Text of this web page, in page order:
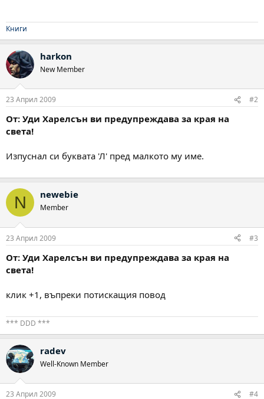
Книги
harkon
New Member
23 Април 2009 #2
От: Уди Харелсън ви предупреждава за края на
света!
Изпуснал си буквата 'Л' пред малкото му име.
N newebie
Member
23 Април 2009 #3
От: Уди Харелсън ви предупреждава за края на
света!
клик +1, въпреки потискащия повод
*** DDD ***
radev
Well-Known Member
23 Април 2009 #4